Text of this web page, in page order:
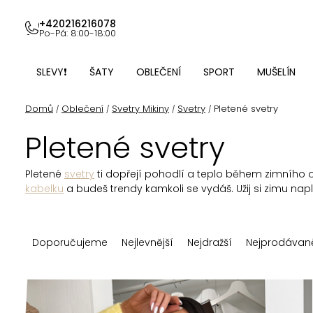
obsah
+420216216078
Po-Pá: 8:00-18:00
SLEVY❗ ŠATY OBLEČENÍ SPORT MUŠELÍN
Domů / Oblečení / Svetry Mikiny / Svetry / Pletené svetry
Pletené svetry
Pletené svetry ti dopřejí pohodlí a teplo během zimního
kabelku a budeš trendy kamkoli se vydáš. Užij si zimu
Ř
z
Doporučujeme Nejlevnější Nejdražší
V